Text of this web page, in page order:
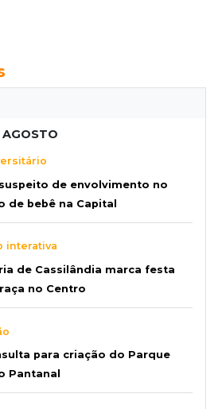
de envolvimento no
de bebê na Capital
interativa
de Cassilândia marca festa
no Centro
para criação do Parque
Pantanal